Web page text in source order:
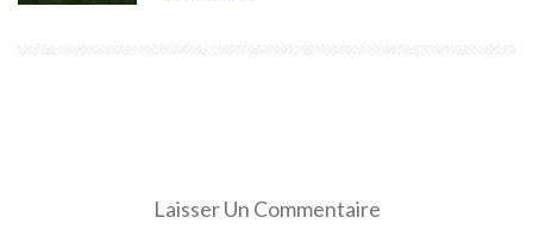
Laisser Un Commentaire